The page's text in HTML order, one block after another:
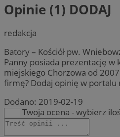
Opinie (1) DODAJ
redakcja
Batory – Kościół pw.
Panny posiada prezentację
miejskiego Chorzowa od
firmę? Dodaj opinię w portalu
Dodano: 2019-02-19
Twoja ocena - wybierz